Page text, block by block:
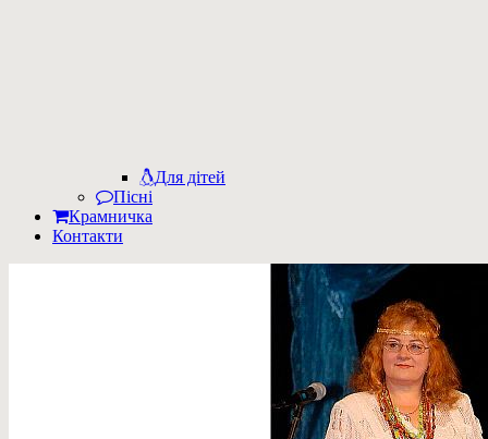
Для дітей
Пісні
Крамничка
Контакти